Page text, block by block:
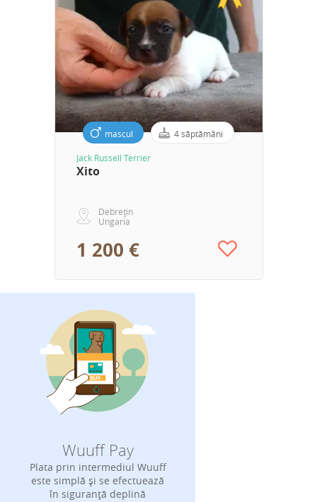
mascul 4 săptămâni
Jack Russell Terrier
Xito
Debrețin
Ungaria
1 200 €
Wuuff Pay
Plata prin intermediul Wuuff
este simplă și se efectuează
în siguranță deplină